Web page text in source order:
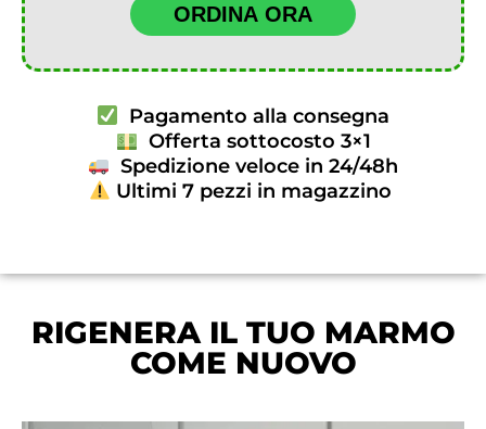
ORDINA ORA
Pagamento alla consegna
Offerta sottocosto 3×1
Spedizione veloce in 24/48h
Ultimi 7 pezzi in magazzino
RIGENERA IL TUO MARMO
COME NUOVO